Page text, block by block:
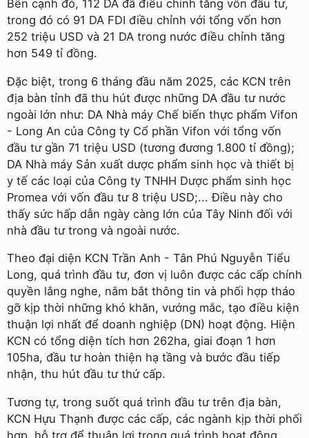
Bên cạnh đó, 112 DA đã điều chỉnh tăng vốn đầu tư,
trong đó có 91 DA FDI điều chỉnh với tổng vốn hơn
252 triệu USD và 21 DA trong nước điều chỉnh tăng
hơn 549 tỉ đồng.
Đặc biệt, trong 6 tháng đầu năm 2025, các KCN trên
địa bàn tỉnh đã thu hút được những DA đầu tư nước
ngoài lớn như: DA Nhà máy Chế biến thực phẩm Vifon
- Long An của Công ty Cổ phần Vifon với tổng vốn
đầu tư gần 71 triệu USD (tương đương 1.800 tỉ đồng);
DA Nhà máy Sản xuất dược phẩm sinh học và thiết bị
y tế các loại của Công ty TNHH Dược phẩm sinh học
Promea với vốn đầu tư 8 triệu USD;... Điều này cho
thấy sức hấp dẫn ngày càng lớn của Tây Ninh đối với
nhà đầu tư trong và ngoài nước.
Theo đại diện KCN Trần Anh - Tân Phú Nguyễn Tiểu
Long, quá trình đầu tư, đơn vị luôn được các cấp chính
quyền lắng nghe, nắm bắt thông tin và phối hợp tháo
gỡ kịp thời những khó khăn, vướng mắc, tạo điều kiện
thuận lợi nhất để doanh nghiệp (DN) hoạt động. Hiện
KCN có tổng diện tích hơn 262ha, giai đoạn 1 hơn
105ha, đầu tư hoàn thiện hạ tầng và bước đầu tiếp
nhận, thu hút đầu tư thứ cấp.
Tương tự, trong suốt quá trình đầu tư trên địa bàn,
KCN Hựu Thạnh được các cấp, các ngành kịp thời phối
hợp, hỗ trợ để thuận lợi trong quá trình hoạt động